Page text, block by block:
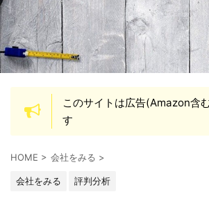
このサイトは広告(Amazon含
す
HOME > 会社をみる >
会社をみる 評判分析